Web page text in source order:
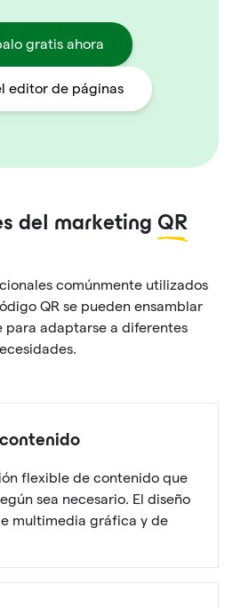
gratis ahora
editor de páginas
del marketing QR
comúnmente utilizados
QR se pueden ensamblar
para adaptarse a diferentes
flexible de contenido que
sea necesario. El diseño
multimedia gráfica y de